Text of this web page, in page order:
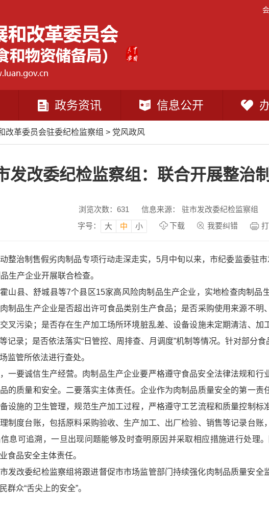
政务资讯 信息公开
改革委员会驻委纪检监察组 > 党风政风
发改委纪检监察组：联合开展整治
浏览次数： 631 信息来源： 驻市发改委纪检监察组
字号：
大 中 小 下载 我要纠错
整治制售假劣肉制品专项行动走深走实，5月中旬以来，市纪委监委驻
生产企业开展联合检查。
山县、舒城县等7个县区15家高风险肉制品生产企业，实地检查肉制
制品生产企业是否超出许可食品类别生产食品；是否采购使用来源不
叉污染；是否存在生产加工场所环境脏乱差、设备设施未定期清洁、加
记录；是否依法落实“日管控、周排查、月调度”机制等情况。针对部分
监管所依法进行查处。
一要诚信生产经营。肉制品生产企业要严格遵守食品安全法律法规和
的质量和安全。二要落实主体责任。企业作为肉制品质量安全的第一
设施的卫生管理，规范生产加工过程，严格遵守工艺流程和质量控制
制度台账，包括原料采购验收、生产加工、出厂检验、销售等记录台
息可追溯，一旦出现问题能够及时查明原因并采取相应措施进行处理
食品安全主体责任。
发改委纪检监察组将跟进督促市市场监管部门持续强化肉制品质量安
群众“舌尖上的安全”。